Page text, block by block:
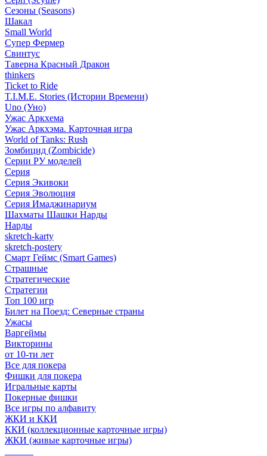
Сезоны (Seasons)
Шакал
Small World
Супер Фермер
Свинтус
Таверна Красный Дракон
thinkers
Ticket to Ride
T.I.M.E. Stories (Истории Времени)
Uno (Уно)
Ужас Аркхема
Ужас Аркхэма. Карточная игра
World of Tanks: Rush
Зомбицид (Zombicide)
Серии РУ моделей
Серия
Серия Экивоки
Серия Эволюция
Серия Имаджинариум
Шахматы Шашки Нарды
Нарды
skretch-karty
skretch-postery
Смарт Геймс (Smart Games)
Страшные
Стратегические
Стратегии
Топ 100 игр
Билет на Поезд: Северные страны
Ужасы
Варгеймы
Викторины
от 10-ти лет
Все для покера
Фишки для покера
Игральные карты
Покерные фишки
Все игры по алфавиту
ЖКИ и ККИ
ККИ (коллекционные карточные игры)
ЖКИ (живые карточные игры)